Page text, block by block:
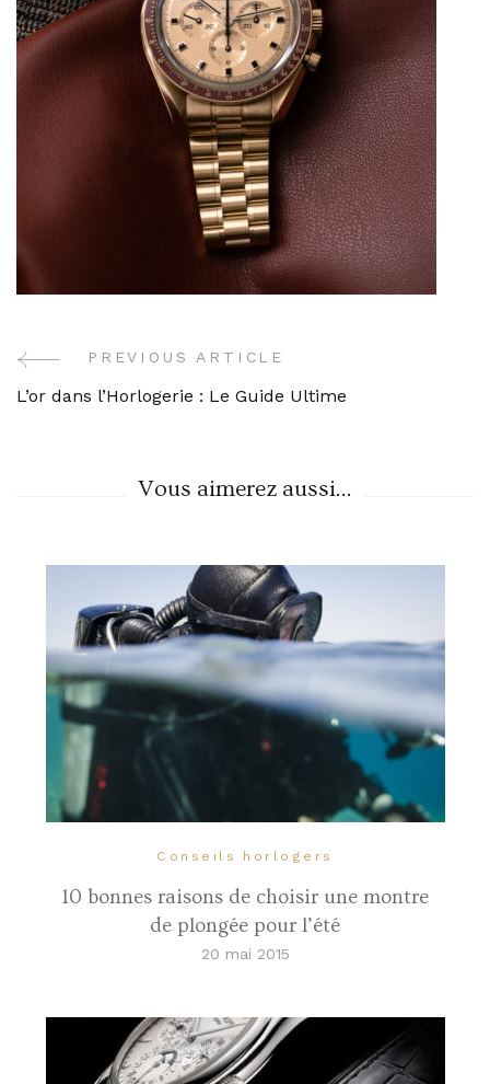
Post
PREVIOUS ARTICLE
L’or dans l’Horlogerie : Le Guide Ultime
Vous aimerez aussi...
Conseils horlogers
10 bonnes raisons de choisir une montre
de plongée pour l’été
20 mai 2015